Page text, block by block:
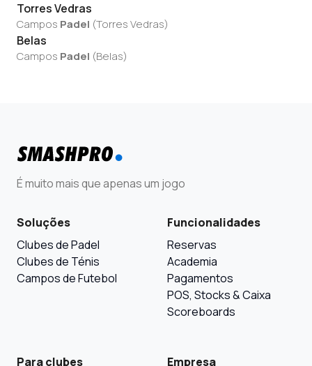
Torres Vedras
Campos Padel (Torres Vedras)
Belas
Campos Padel (Belas)
É muito mais que apenas um jogo
Soluções
Clubes de Padel
Clubes de Ténis
Campos de Futebol
Funcionalidades
Reservas
Academia
Pagamentos
POS, Stocks & Caixa
Scoreboards
Para clubes Empresa